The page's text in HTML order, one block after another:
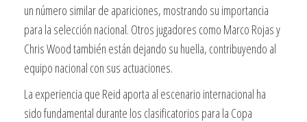
un número similar de apariciones, mostrando su importancia
para la selección nacional. Otros jugadores como Marco Rojas y
Chris Wood también están dejando su huella, contribuyendo al
equipo nacional con sus actuaciones.
La experiencia que Reid aporta al escenario internacional ha
sido fundamental durante los clasificatorios para la Copa